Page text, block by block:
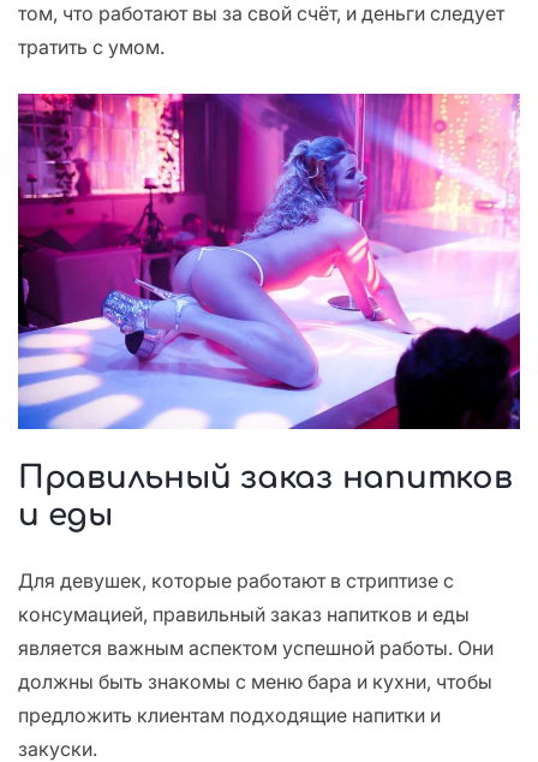
том, что работают вы за свой счёт, и деньги следует
тратить с умом.
Правильный заказ напитков
и еды
Для девушек, которые работают в стриптизе с
консумацией, правильный заказ напитков и еды
является важным аспектом успешной работы. Они
должны быть знакомы с меню бара и кухни, чтобы
предложить клиентам подходящие напитки и
закуски.